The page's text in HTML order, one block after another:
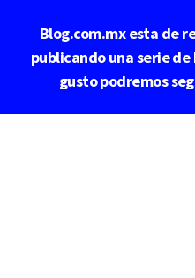
contenido
Blog.com.mx esta de
publicando una serie
gusto podremos